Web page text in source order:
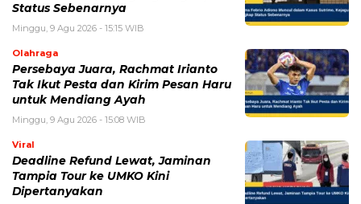
Status Sebenarnya
Minggu, 9 Agu 2026 - 15:15 WIB
Olahraga
Persebaya Juara, Rachmat Irianto
Tak Ikut Pesta dan Kirim Pesan Haru
untuk Mendiang Ayah
Minggu, 9 Agu 2026 - 15:08 WIB
Viral
Deadline Refund Lewat, Jaminan
Tampia Tour ke UMKO Kini
Dipertanyakan